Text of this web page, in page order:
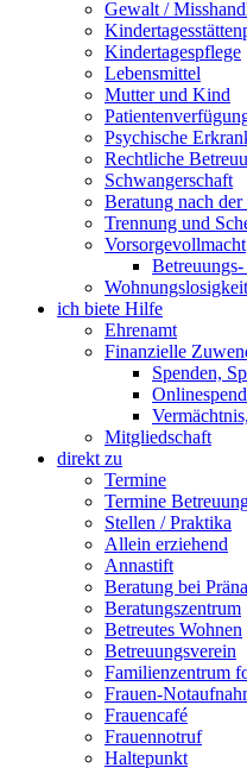
Gewalt /
Kindertagespflege
Lebensmittel
Mutter und Kind
Psychische
Rechtliche
Schwangerschaft
Beratung nach
Trennung und
Vorsorgevollmacht
Wohnungslosigkeit
ich biete Hilfe
Ehrenamt
Finanzielle
Spenden,
Mitgliedschaft
direkt zu
Termine
Termine
Stellen / Praktika
Allein erziehend
Annastift
Beratung bei
Beratungszentrum
Betreutes Wohnen
Betreuungsverein
Familienzentrum
Frauen-
Frauencafé
Frauennotruf
Haltepunkt